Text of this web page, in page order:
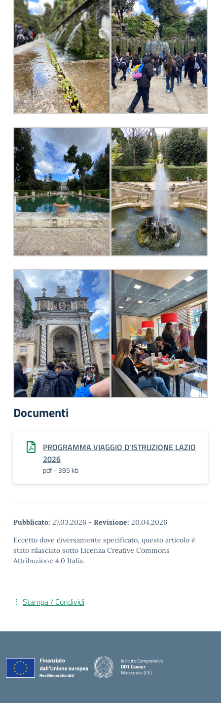
Documenti
PROGRAMMA VIAGGIO D'ISTRUZIONE LAZIO
2026
pdf - 395 kb
Pubblicato: 27.03.2026 - Revisione: 20.04.2026
Eccetto dove diversamente specificato, questo articolo è
stato rilasciato sotto Licenza Creative Commons
Attribuzione 4.0 Italia.
Stampa / Condividi
Istituto Comprensivo
DD1 Cavour
Marcianise (CE)